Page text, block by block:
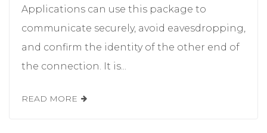
Applications can use this package to
communicate securely, avoid eavesdropping,
and confirm the identity of the other end of
the connection. It is...
READ MORE